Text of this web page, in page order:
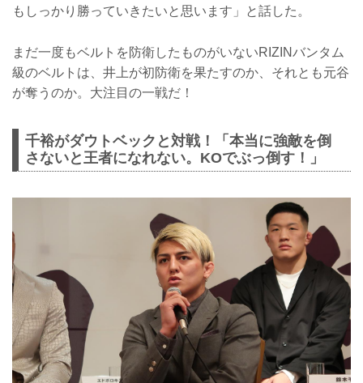
もしっかり勝っていきたいと思います」と話した。
まだ一度もベルトを防衛したものがいないRIZINバンタム
級のベルトは、井上が初防衛を果たすのか、それとも元谷
が奪うのか。大注目の一戦だ！
千裕がダウトベックと対戦！「本当に強敵を倒
さないと王者になれない。KOでぶっ倒す！」